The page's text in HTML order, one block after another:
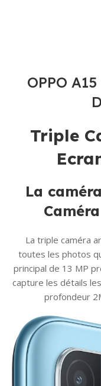
OPPO
Triple
La
La triple caméra
toutes les photos
principal de 13 MP
capture les détails
profondeur